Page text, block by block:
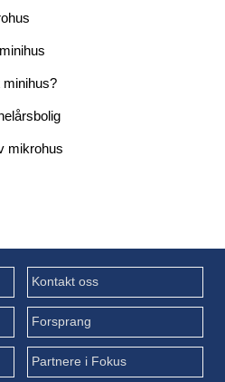
minihus?
mikrohus
Kontakt oss
Forsprang
Partnere i Fokus